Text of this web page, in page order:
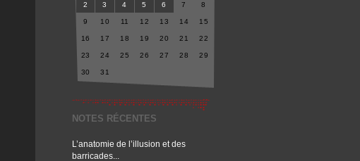
2 3 4 5 6 7 8
9 10 11 12 13 14 15
16 17 18 19 20 21 22
23 24 25 26 27 28 29
30 31
NOTES RÉCENTES
L’anatomie de l’illusion et des
barricades...